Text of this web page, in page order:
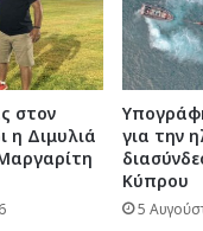
στον
η Διμυλιά
για την
Κύπρου
5